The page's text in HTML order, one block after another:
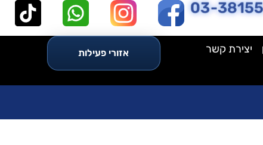
03-
יצירת קשר אזורי פעילות